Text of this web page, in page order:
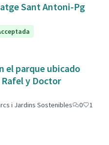
Sant Antoni-Pg
el parque ubicado
y Doctor
i Jardins Sostenibles 0
1